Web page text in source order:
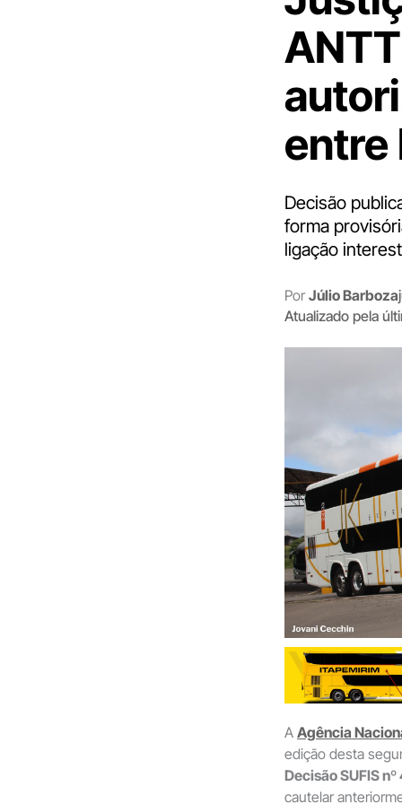
entre
Decisão
forma
ligação
Por Júlio Barboza
Atualizado pela
A Agência
edição desta
Decisão SUFIS
cautelar